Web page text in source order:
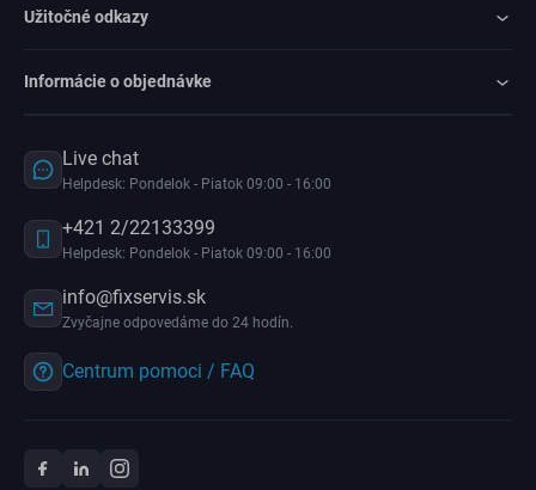
Užitočné odkazy
Informácie o objednávke
Live chat
Helpdesk: Pondelok - Piatok 09:00 - 16:00
+421 2/22133399
Helpdesk: Pondelok - Piatok 09:00 - 16:00
info@fixservis.sk
Zvyčajne odpovedáme do 24 hodín.
Centrum pomoci / FAQ